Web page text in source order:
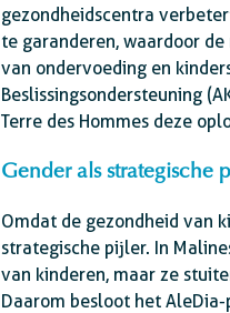
gezondheidscentra
te garanderen, waardoor
van ondervoeding en
Beslissingsondersteuning
Terre des Hommes deze
Gender als strategische
Omdat de gezondheid van
strategische pijler. In
van kinderen, maar ze
Daarom besloot het